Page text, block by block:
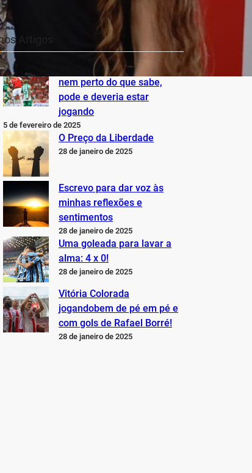
Artigos
O Inter não está jogando
nem perto do que sabe,
pode e deveria estar
jogando
5 de fevereiro de 2025
O Preço da Liberdade
28 de janeiro de 2025
Escrevo para dar voz às
minhas reflexões e
sentimentos
28 de janeiro de 2025
Uma goleada para lavar a
alma: 4 x 0!
28 de janeiro de 2025
Vitória Colorada
jogandobem de pé em pé e
com gols de Rafael Borré!
28 de janeiro de 2025